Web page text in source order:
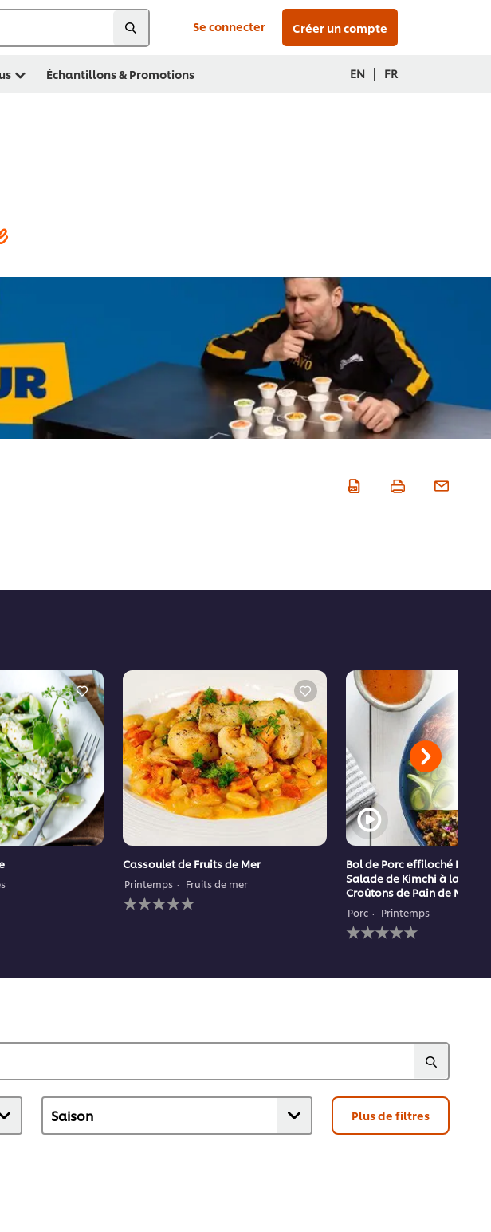
Se connecter Créer un compte
Échantillons & Promotions EN | FR
Cassoulet de Fruits de Mer
Printemps Fruits de mer
Aucune
évaluation
Bol de Porc effiloché BBQ
Salade de Kimchi à la
Croûtons de Pain de Maïs
Porc Printemps
Aucune
évaluation
ce
Plus de filtres